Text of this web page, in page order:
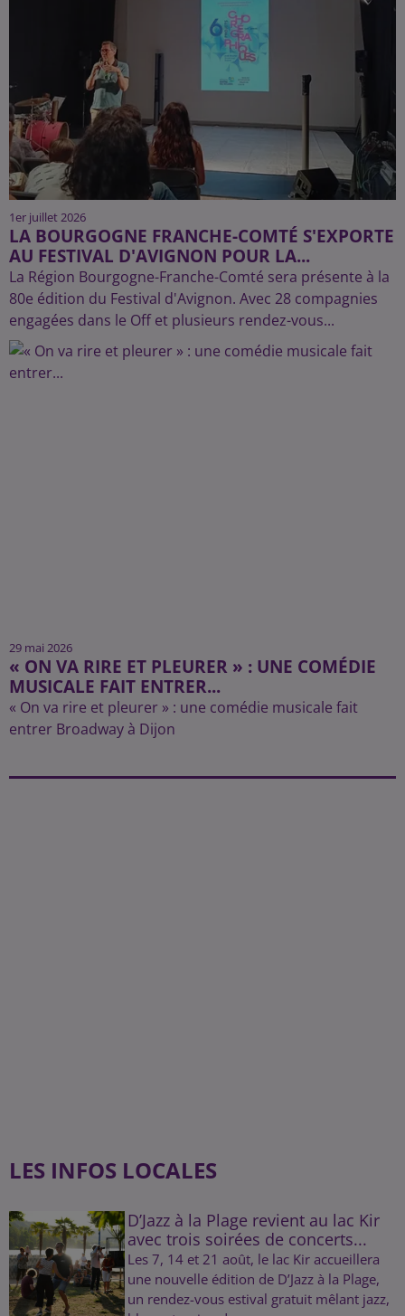
1er juillet 2026
LA BOURGOGNE FRANCHE-COMTÉ S'EXPORTE
AU FESTIVAL D'AVIGNON POUR LA...
La Région Bourgogne-Franche-Comté sera présente à la
80e édition du Festival d'Avignon. Avec 28 compagnies
engagées dans le Off et plusieurs rendez-vous...
29 mai 2026
« ON VA RIRE ET PLEURER » : UNE COMÉDIE
MUSICALE FAIT ENTRER...
« On va rire et pleurer » : une comédie musicale fait
entrer Broadway à Dijon
LES INFOS LOCALES
D’Jazz à la Plage revient au lac Kir
avec trois soirées de concerts...
Les 7, 14 et 21 août, le lac Kir accueillera
une nouvelle édition de D’Jazz à la Plage,
un rendez-vous estival gratuit mêlant jazz,